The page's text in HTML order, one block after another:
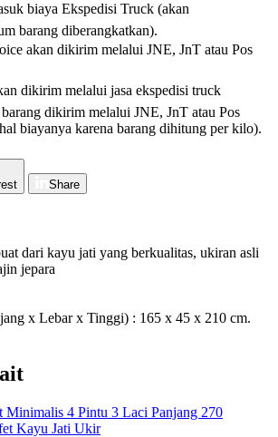
biaya Ekspedisi Truck (akan
barang diberangkatkan).
akan dikirim melalui JNE, JnT atau Pos
dikirim melalui jasa ekspedisi truck
dikirim melalui JNE, JnT atau Pos
biayanya karena barang dihitung per kilo).
Share
dari kayu jati yang berkualitas, ukiran asli
jepara
x Lebar x Tinggi) : 165 x 45 x 210 cm.